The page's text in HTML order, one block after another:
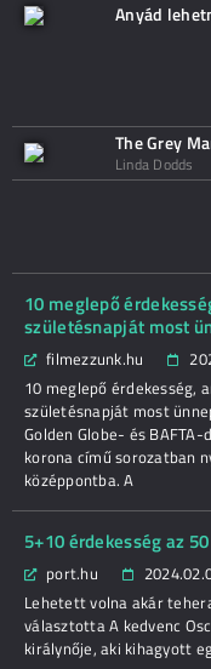
Anyád
The Grey
Linda Dodds
10 meglepő
születésnapját most
filmezzunk.hu
10 meglepő érdekesség,
születésnapját most
Golden Globe- és
korona című sorozatban
középpontba. A
5+10 érdekesség az
port.hu
Lehetett volna akár
választotta A kedvenc
királynője, aki kihagyott